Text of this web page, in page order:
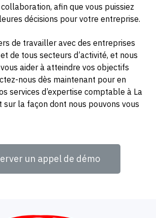
afin que vous puissiez
décisions pour votre entreprise.
de travailler avec des entreprises
de tous secteurs d’activité, et nous
aider à atteindre vos objectifs
nous dès maintenant pour en
services d’expertise comptable à La
sur la façon dont nous pouvons vous
un appel de démo